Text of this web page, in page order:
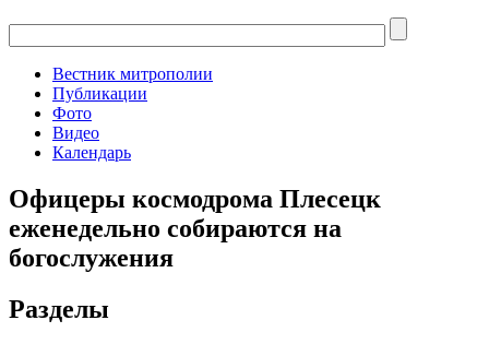
Вестник митрополии
Публикации
Фото
Видео
Календарь
Офицеры космодрома Плесецк
еженедельно собираются на
богослужения
Разделы